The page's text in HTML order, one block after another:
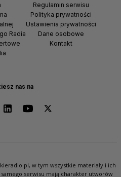
nas na
Radia
Regulamin serwisu
Polityka prywatności
Ustawienia prywatności
Dane osobowe
Kontakt
w tym wszystkie materiały i ich
serwisu mają charakter utworów